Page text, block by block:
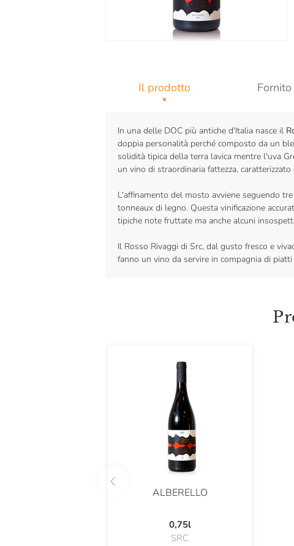
Il prodotto
In una delle DOC più antiche d'Italia nasce il
doppia personalità perché composto da un
solidità tipica della terra lavica mentre l'uva
un vino di straordinaria fattezza,
L'affinamento del mosto avviene seguendo
tonneaux di legno. Questa vinificazione
tipiche note fruttate ma anche alcuni
Il Rosso Rivaggi di Src, dal gusto fresco e
fanno un vino da servire in compagnia di
ALBERELLO
0,75l
SRC